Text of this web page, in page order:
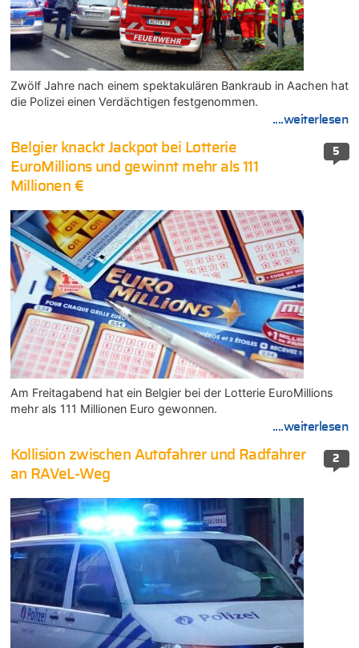
Zwölf Jahre nach einem spektakulären Bankraub in Aachen hat
die Polizei einen Verdächtigen festgenommen.
....weiterlesen
5
Belgier knackt Jackpot bei Lotterie
EuroMillions und gewinnt mehr als 111
Millionen €
Am Freitagabend hat ein Belgier bei der Lotterie EuroMillions
mehr als 111 Millionen Euro gewonnen.
....weiterlesen
2
Kollision zwischen Autofahrer und Radfahrer
an RAVeL-Weg